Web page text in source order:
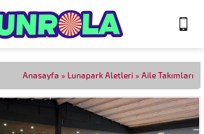
Anasayfa » Lunapark Aletleri » Aile Takımları